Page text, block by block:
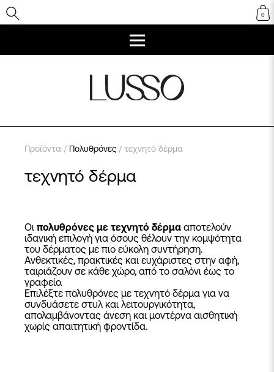
0
Προϊόντα / Πολυθρόνες / τεχνητό δέρμα
τεχνητό δέρμα
Οι πολυθρόνες με τεχνητό δέρμα αποτελούν
ιδανική επιλογή για όσους θέλουν την κομψότητα
του δέρματος με πιο εύκολη συντήρηση.
Ανθεκτικές, πρακτικές και ευχάριστες στην αφή,
ταιριάζουν σε κάθε χώρο, από το σαλόνι έως το
γραφείο.
Επιλέξτε πολυθρόνες με τεχνητό δέρμα για να
συνδυάσετε στυλ και λειτουργικότητα,
απολαμβάνοντας άνεση και μοντέρνα αισθητική
χωρίς απαιτητική φροντίδα.